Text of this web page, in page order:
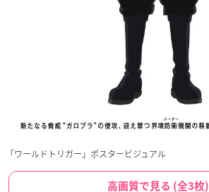
「ワールドトリガー」ポスタービジュアル
高画質で見る (全3枚)